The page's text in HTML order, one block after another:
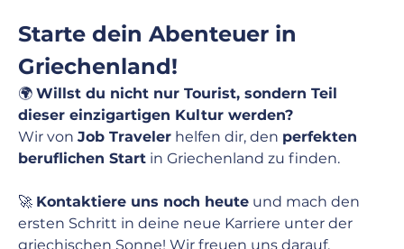
Starte dein Abenteuer in
Griechenland!
🌍 Willst du nicht nur Tourist, sondern Teil
dieser einzigartigen Kultur werden?
Wir von Job Traveler helfen dir, den perfekten
beruflichen Start in Griechenland zu finden.
🚀 Kontaktiere uns noch heute und mach den
ersten Schritt in deine neue Karriere unter der
griechischen Sonne! Wir freuen uns darauf,